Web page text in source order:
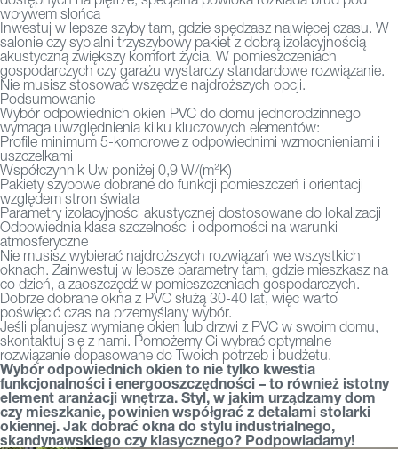
wpływem słońca
Inwestuj w lepsze szyby tam, gdzie spędzasz najwięcej czasu. W
salonie czy sypialni trzyszybowy pakiet z dobrą izolacyjnością
akustyczną zwiększy komfort życia. W pomieszczeniach
gospodarczych czy garażu wystarczy standardowe rozwiązanie.
Nie musisz stosować wszędzie najdroższych opcji.
Podsumowanie
Wybór odpowiednich okien PVC do domu jednorodzinnego
wymaga uwzględnienia kilku kluczowych elementów:
Profile minimum 5-komorowe z odpowiednimi wzmocnieniami i
uszczelkami
Współczynnik Uw poniżej 0,9 W/(m²K)
Pakiety szybowe dobrane do funkcji pomieszczeń i orientacji
względem stron świata
Parametry izolacyjności akustycznej dostosowane do lokalizacji
Odpowiednia klasa szczelności i odporności na warunki
atmosferyczne
Nie musisz wybierać najdroższych rozwiązań we wszystkich
oknach. Zainwestuj w lepsze parametry tam, gdzie mieszkasz na
co dzień, a zaoszczędź w pomieszczeniach gospodarczych.
Dobrze dobrane okna z PVC służą 30-40 lat, więc warto
poświęcić czas na przemyślany wybór.
Jeśli planujesz wymianę okien lub drzwi z PVC w swoim domu,
skontaktuj się z nami. Pomożemy Ci wybrać optymalne
rozwiązanie dopasowane do Twoich potrzeb i budżetu.
Wybór odpowiednich okien to nie tylko kwestia
funkcjonalności i energooszczędności – to również istotny
element aranżacji wnętrza. Styl, w jakim urządzamy dom
czy mieszkanie, powinien współgrać z detalami stolarki
okiennej. Jak dobrać okna do stylu industrialnego,
skandynawskiego czy klasycznego? Podpowiadamy!